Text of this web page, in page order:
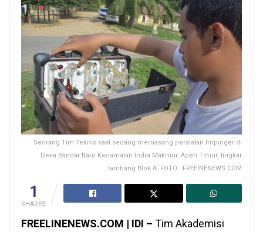
Seorang Tim Teknis saat sedang memasang peralatan Impinger di
Desa Bandar Baru Kecamatan Indra Makmur, Aceh Timur, lingkar
tambang Blok A. FOTO : FREEINENEWS.COM
1
SHARES
FREELINENEWS.COM | IDI – Tim Akademisi